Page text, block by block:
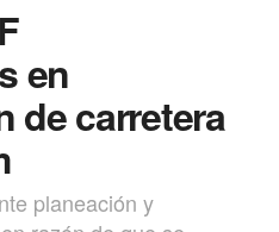
en
de carretera
planeación y